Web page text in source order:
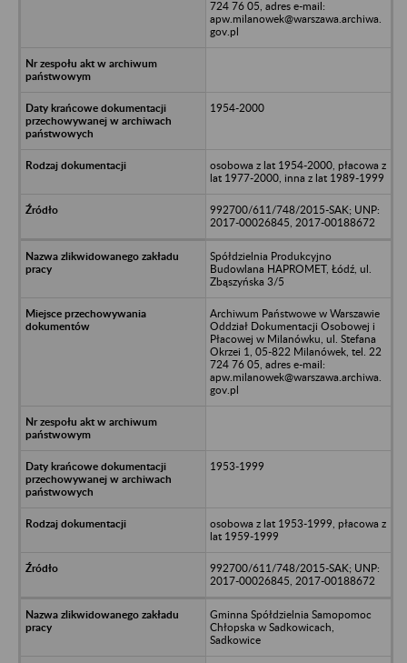
724 76 05, adres e-mail:
apw.milanowek@warszawa.archiwa.
gov.pl
1954-2000
osobowa z lat 1954-2000, płacowa z
lat 1977-2000, inna z lat 1989-1999
992700/611/748/2015-SAK; UNP:
2017-00026845, 2017-00188672
Spółdzielnia Produkcyjno
Budowlana HAPROMET, Łódź, ul.
Zbąszyńska 3/5
Archiwum Państwowe w Warszawie
Oddział Dokumentacji Osobowej i
Płacowej w Milanówku, ul. Stefana
Okrzei 1, 05-822 Milanówek, tel. 22
724 76 05, adres e-mail:
apw.milanowek@warszawa.archiwa.
gov.pl
1953-1999
osobowa z lat 1953-1999, płacowa z
lat 1959-1999
992700/611/748/2015-SAK; UNP:
2017-00026845, 2017-00188672
Gminna Spółdzielnia Samopomoc
Chłopska w Sadkowicach,
Sadkowice